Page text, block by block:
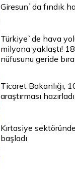
Giresun`da fındık
Türkiye`de hava
milyona yaklaştı!
nüfusunu geride
Ticaret Bakanlığı,
araştırması hazırladı
Kırtasiye
başladı